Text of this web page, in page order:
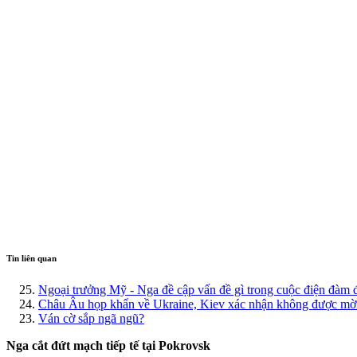
Tin liên quan
Ngoại trưởng Mỹ - Nga đề cập vấn đề gì trong cuộc điện đàm
Châu Âu họp khẩn về Ukraine, Kiev xác nhận không được
Ván cờ sắp ngã ngũ?
Nga cắt đứt mạch tiếp tế tại Pokrovsk